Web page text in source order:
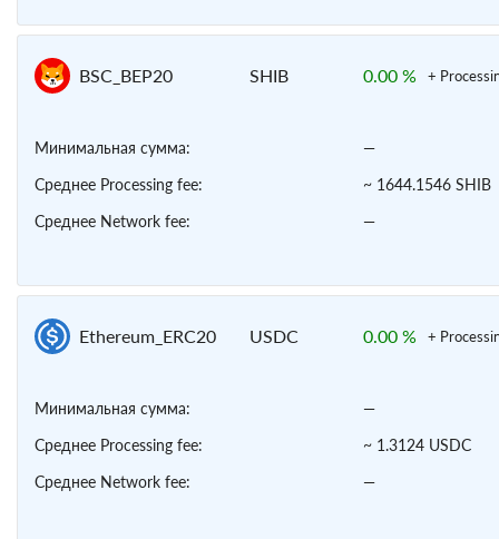
BSC_BEP20
Минимальная сумма:
Среднее Processing fee:
Среднее Network fee:
SHIB 0.00 % +
—
~ 1644.1546 SHIB
—
Ethereum_ERC20
Минимальная сумма:
Среднее Processing fee:
Среднее Network fee:
USDC 0.00 % +
—
~ 1.3124 USDC
—